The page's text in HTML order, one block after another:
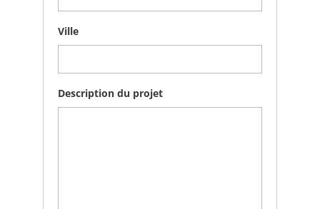
Ville
Description du projet